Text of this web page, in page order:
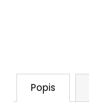
Popis